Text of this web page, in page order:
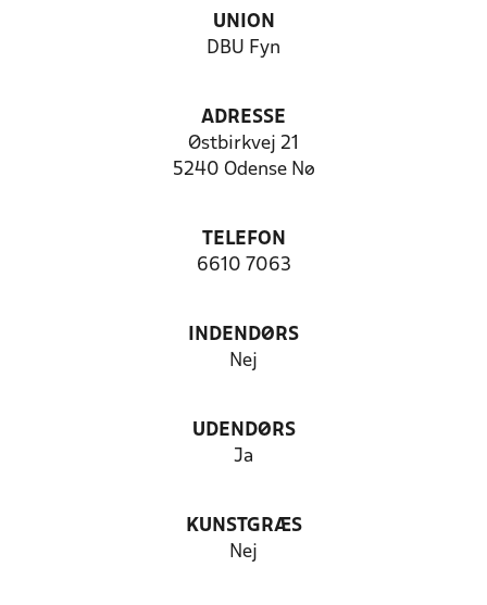
UNION
DBU Fyn
ADRESSE
Østbirkvej 21
5240 Odense Nø
TELEFON
6610 7063
INDENDØRS
Nej
UDENDØRS
Ja
KUNSTGRÆS
Nej